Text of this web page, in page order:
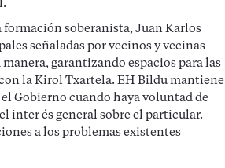
formación soberanista, Juan Karlos
señaladas por vecinos y vecinas
garantizando espacios para las
la Kirol Txartela. EH Bildu mantiene
Gobierno cuando haya voluntad de
inter és general sobre el particular.
a los problemas existentes